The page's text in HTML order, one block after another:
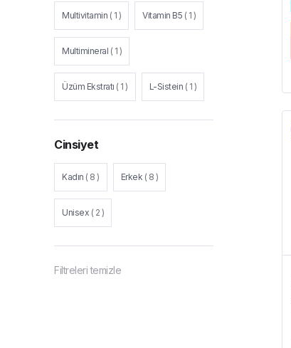
Multivitamin ( 1 ) Vitamin B5 ( 1 )
Multimineral ( 1 )
Üzüm Ekstratı ( 1 ) L-Sistein ( 1 )
Cinsiyet
Kadın ( 8 ) Erkek ( 8 )
Unisex ( 2 )
Filtreleri temizle